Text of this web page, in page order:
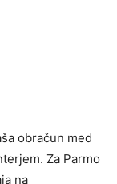
obračun med
Za Parmo
na